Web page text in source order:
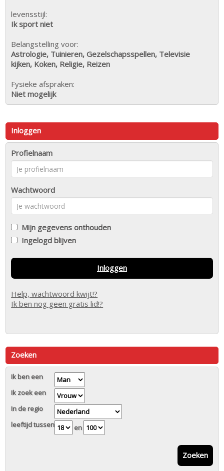
levensstijl:
Ik sport niet
Belangstelling voor:
Astrologie, Tuinieren, Gezelschapsspellen, Televisie
kijken, Koken, Religie, Reizen
Fysieke afspraken:
Niet mogelijk
Inloggen
Profielnaam
Wachtwoord
Mijn gegevens onthouden
Ingelogd blijven
Inloggen
Help, wachtwoord kwijt!?
Ik ben nog geen gratis lid!?
Zoeken
Ik ben een
Ik zoek een
In de regio
leeftijd tussen
en
Zoeken